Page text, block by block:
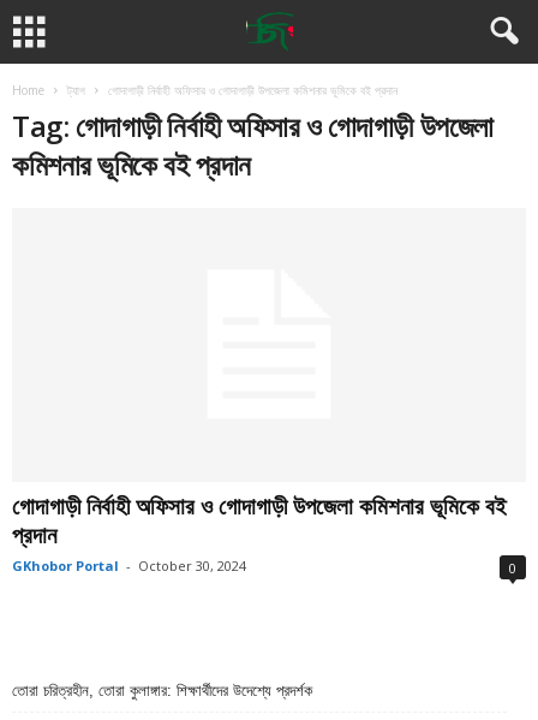
Home ট্যাগ গোদাগাড়ী নির্বাহী অফিসার ও গোদাগাড়ী উপজেলা কমিশনার ভূমিকে বই প্রদান
Tag: গোদাগাড়ী নির্বাহী অফিসার ও গোদাগাড়ী উপজেলা
কমিশনার ভূমিকে বই প্রদান
গোদাগাড়ী নির্বাহী অফিসার ও গোদাগাড়ী উপজেলা কমিশনার ভূমিকে বই
প্রদান
GKhobor Portal - October 30, 2024 0
তোরা চরিত্রহীন, তোরা কুলাঙ্গার: শিক্ষার্থীদের উদেশ্যে প্রদর্শক